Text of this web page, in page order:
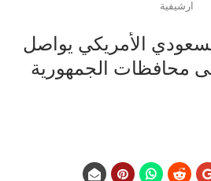
ارشيفية
الأمريكي يواصل
محافظات الجمهورية